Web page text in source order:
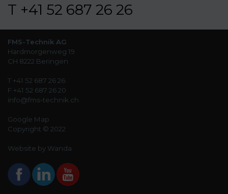
T +41 52 687 26 26
FMS-Technik AG
Hardmorgenweg 19
CH 8222 Beringen
T +41 52 687 26 26
F +41 52 687 26 20
info@fms-technik.ch
Google Map
Copyright © 2022
Website by Wanda